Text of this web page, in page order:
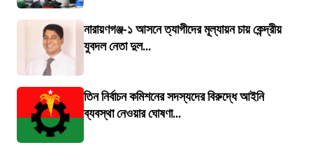
নারায়ণগঞ্জ-১ আসনে ত্যাগীদের মূল্যায়ন চায় কেন্দ্রীয়
যুবদল নেতা দুল...
তিন নির্বাচন কমিশনের সদস্যদের বিরুদ্ধে আইনি
ব্যবস্থা নেওয়ার ঘোষণা...